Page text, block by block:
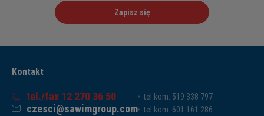
Zapisz się
Kontakt
tel./fax 12 270 36 50
czesci@sawimgroup.com
tel.kom. 519 338 797
tel.kom. 601 161 286